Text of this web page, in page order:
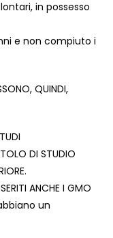
in possesso
e non compiuto i
QUINDI,
DI STUDIO
ANCHE I GMO
un